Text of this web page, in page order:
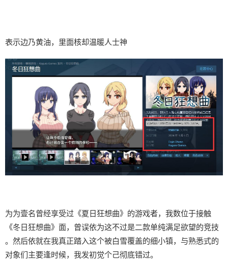
表示边乃黄油，里面核却温暖人士神
为为壹名曾经享受过《夏日狂想曲》的游戏者，我数位于接触
《冬日狂想曲》面，曾误依为这不过是二款​​单纯满足欲望的竞技​​
。然后依就在我真正踏入这个被白雪覆盖的细小镇，与熟悉式的
对象们主要逢时候，我发初觉个己彻底错过。